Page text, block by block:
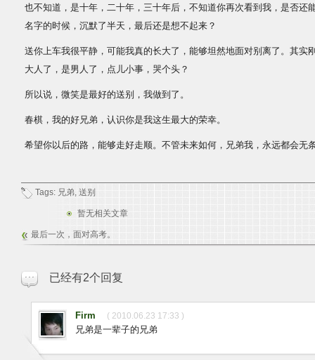
也不知道，是十年，二十年，三十年后，不知道你再次看到我，是否还
名字的时候，沉默了半天，最后还是想不起来？
送你上车我很平静，可能我真的长大了，能够坦然地面对别离了。其实
大人了，是男人了，点儿小事，哭个头？
所以说，微笑是最好的送别，我做到了。
春棋，我的好兄弟，认识你是我这生最大的荣幸。
希望你以后的路，能够走好走顺。不管未来如何，兄弟我，永远都会无
Tags: 兄弟, 送别
暂无相关文章
最后一次，面对高考。
已经有2个回复
Firm ( 2010.06.23 17:33 )
兄弟是一辈子的兄弟